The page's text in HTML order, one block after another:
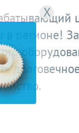
регионе!
X